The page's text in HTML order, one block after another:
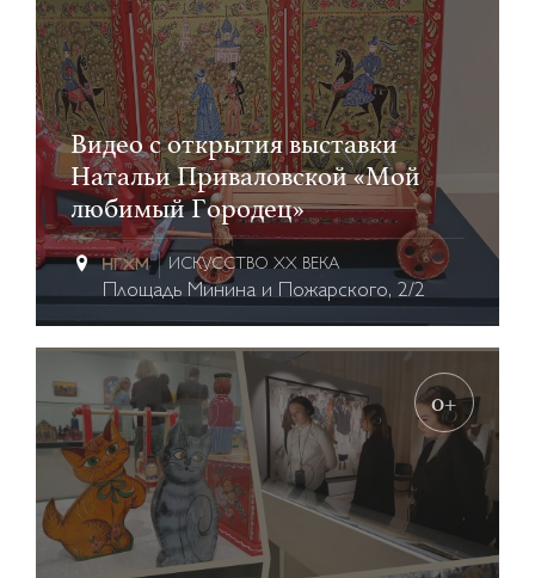
Видео c открытия выставки
Натальи Приваловской «Мой
любимый Городец»
ИСКУССТВО XX ВЕКА
Площадь Минина и Пожарского, 2/2
0+